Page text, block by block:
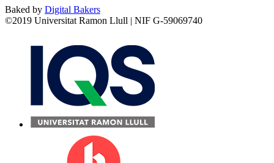
Baked by Digital Bakers
©2019 Universitat Ramon Llull | NIF G-59069740